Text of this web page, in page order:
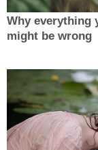
Why everything
might be wrong